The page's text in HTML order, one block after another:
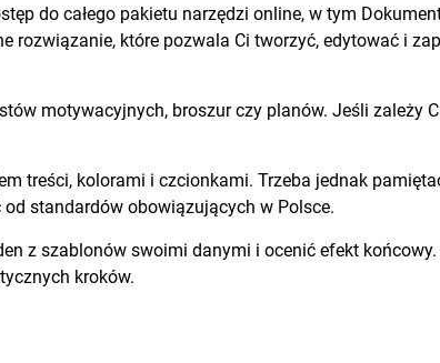
do całego pakietu narzędzi online, w tym
rozwiązanie, które pozwala Ci tworzyć, edytować i
motywacyjnych, broszur czy planów. Jeśli zależy
treści, kolorami i czcionkami. Trzeba jednak
standardów obowiązujących w Polsce.
z szablonów swoimi danymi i ocenić efekt
kroków.